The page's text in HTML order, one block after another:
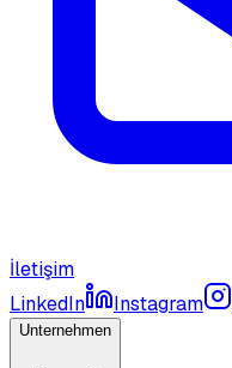
İletişim
LinkedIn
Instagram
Unternehmen